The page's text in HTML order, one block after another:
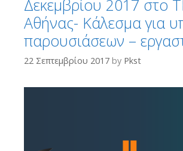
Δεκεμβρίου 2017 στο
Αθήνας- Κάλεσμα για
παρουσιάσεων –
22 Σεπτεμβρίου 2017 by Pkst